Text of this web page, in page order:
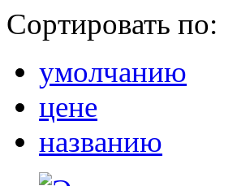
Сортировать по:
умолчанию
цене
названию